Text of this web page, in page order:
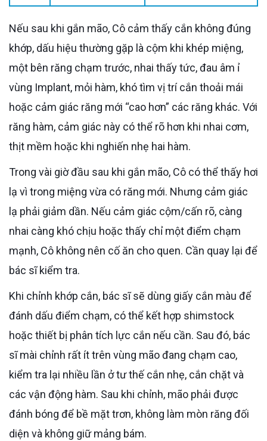
Nếu sau khi gắn mão, Cô cảm thấy cắn không đúng
khớp, dấu hiệu thường gặp là cộm khi khép miệng,
một bên răng chạm trước, nhai thấy tức, đau âm ỉ
vùng Implant, mỏi hàm, khó tìm vị trí cắn thoải mái
hoặc cảm giác răng mới “cao hơn” các răng khác. Với
răng hàm, cảm giác này có thể rõ hơn khi nhai cơm,
thịt mềm hoặc khi nghiến nhẹ hai hàm.
Trong vài giờ đầu sau khi gắn mão, Cô có thể thấy hơi
lạ vì trong miệng vừa có răng mới. Nhưng cảm giác
lạ phải giảm dần. Nếu cảm giác cộm/cấn rõ, càng
nhai càng khó chịu hoặc thấy chỉ một điểm chạm
mạnh, Cô không nên cố ăn cho quen. Cần quay lại để
bác sĩ kiểm tra.
Khi chỉnh khớp cắn, bác sĩ sẽ dùng giấy cắn màu để
đánh dấu điểm chạm, có thể kết hợp shimstock
hoặc thiết bị phân tích lực cắn nếu cần. Sau đó, bác
sĩ mài chỉnh rất ít trên vùng mão đang chạm cao,
kiểm tra lại nhiều lần ở tư thế cắn nhẹ, cắn chặt và
các vận động hàm. Sau khi chỉnh, mão phải được
đánh bóng để bề mặt trơn, không làm mòn răng đối
diện và không giữ mảng bám.